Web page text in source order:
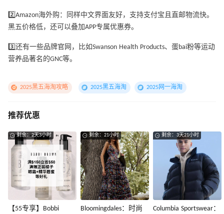
2️⃣Amazon海外购：同样中文界面友好，支持支付宝且直邮物流快。
黑五价格低，还可以叠加APP专属优惠券。
3️⃣还有一些品牌官网，比如Swanson Health Products、蛋bai粉等运动
营养品著名的GNC等。
2025黑五海淘攻略 2025黑五海淘 2025网一海淘
推荐优惠
剩余：2天3小时
【55专享】Bobbi
剩余：21小时
Bloomingdales：时尚
剩余：3天21小时
Columbia Sportswear：